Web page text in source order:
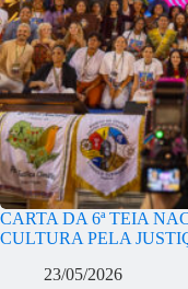
CARTA DA 6ª TEIA
CULTURA PELA
23/05/2026